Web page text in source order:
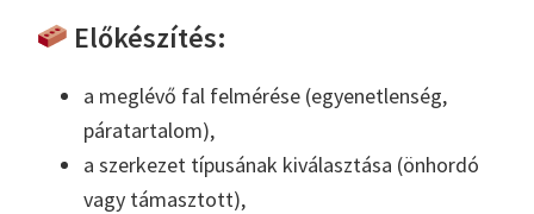
Előkészítés:
a meglévő fal felmérése (egyenetlenség,
páratartalom),
a szerkezet típusának kiválasztása (önhordó
vagy támasztott),